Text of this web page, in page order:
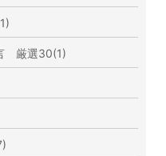
厳選30(1)